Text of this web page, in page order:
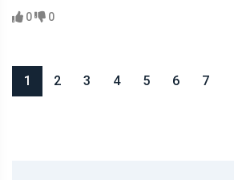
0
0
1 2 3 4 5 6 7